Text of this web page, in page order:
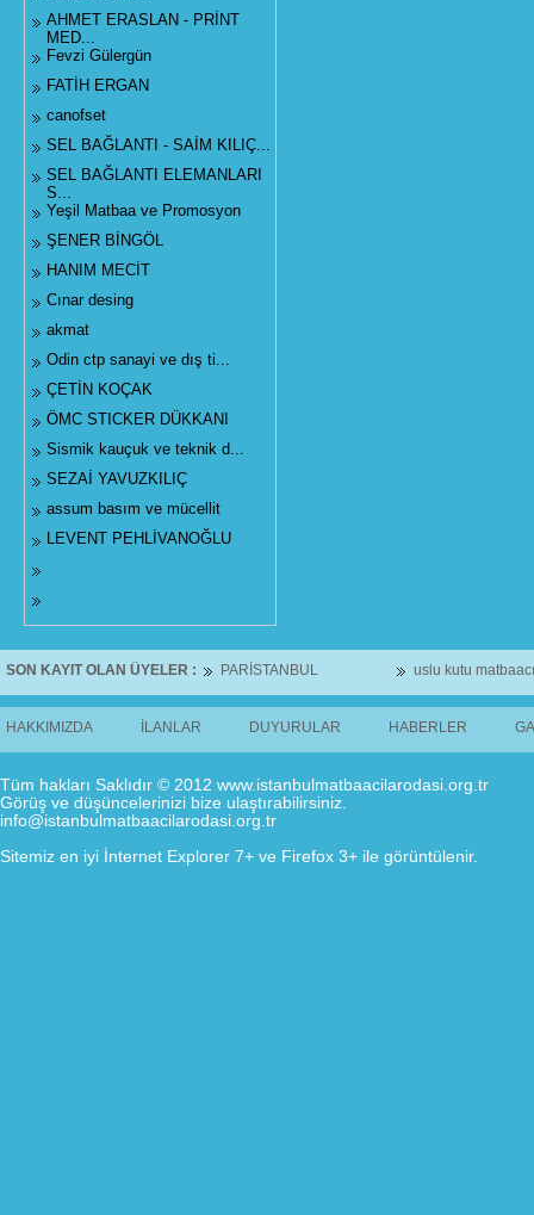
AHMET ERASLAN - PRİNT
MED...
Fevzi Gülergün
FATİH ERGAN
canofset
SEL BAĞLANTI - SAİM KILIÇ...
SEL BAĞLANTI ELEMANLARI
S...
Yeşil Matbaa ve Promosyon
ŞENER BİNGÖL
HANIM MECİT
Cınar desing
akmat
Odin ctp sanayi ve dış ti...
ÇETİN KOÇAK
ÖMC STICKER DÜKKANI
Sismik kauçuk ve teknik d...
SEZAİ YAVUZKILIÇ
assum basım ve mücellit
LEVENT PEHLİVANOĞLU
SON KAYIT OLAN ÜYELER : PARİSTANBUL uslu kutu
HAKKIMIZDA İLANLAR DUYURULAR HABERLER
Tüm hakları Saklıdır © 2012 www.istanbulmatbaacilarodasi.org.tr
Görüş ve düşüncelerinizi bize ulaştırabilirsiniz.
info@istanbulmatbaacilarodasi.org.tr
Sitemiz en iyi İnternet Explorer 7+ ve Firefox 3+ ile görüntülenir.